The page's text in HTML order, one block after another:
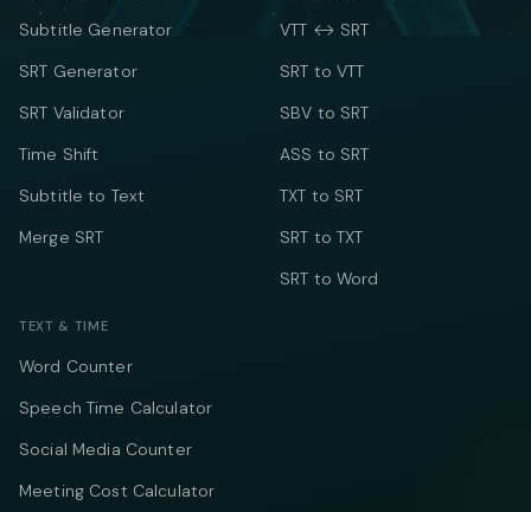
Subtitle Generator
SRT Generator
SRT Validator
Time Shift
Subtitle to Text
Merge SRT
VTT ↔ SRT
SRT to VTT
SBV to SRT
ASS to SRT
TXT to SRT
SRT to TXT
SRT to Word
TEXT & TIME
Word Counter
Speech Time Calculator
Social Media Counter
Meeting Cost Calculator